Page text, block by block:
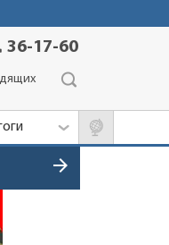
36-17-60
arrow_forward